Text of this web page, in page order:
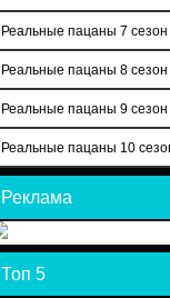
Реальные пацаны 7 сезон
Реальные пацаны 8 сезон
Реальные пацаны 9 сезон
Реальные пацаны 10
Реклама
Топ 5